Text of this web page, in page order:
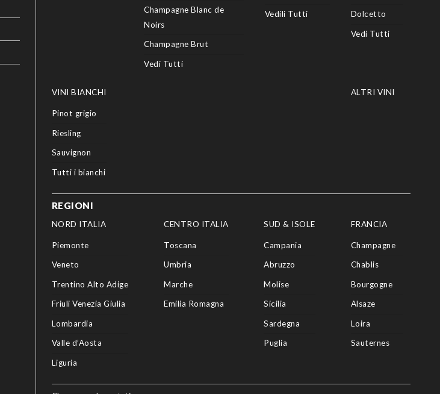
Champagne Blanc de
Noirs
Champagne Brut
Vedi Tutti
Vedili Tutti Dolcetto
Vedi Tutti
VINI BIANCHI
Pinot grigio
Riesling
Sauvignon
Tutti i bianchi
ALTRI VINI
REGIONI
NORD ITALIA
Piemonte
Veneto
Trentino Alto Adige
Friuli Venezia Giulia
Lombardia
Valle d’Aosta
Liguria
CENTRO ITALIA
Toscana
Umbria
Marche
Emilia Romagna
SUD & ISOLE
Campania
Abruzzo
Molise
Sicilia
Sardegna
Puglia
FRANCIA
Champagne
Chablis
Bourgogne
Alsaze
Loira
Sauternes